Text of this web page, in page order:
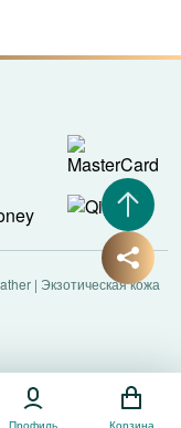
| Экзотическая кожа
Профиль Корзина